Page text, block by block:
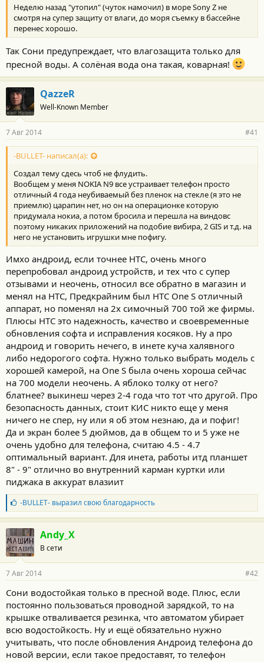
Неделю назад "утопил" (чуток намочил) в море Sony Z не
смотря на супер защиту от влаги, до моря съемку в бассейне
перенес хорошо.
Так Сони предупреждает, что влагозащита только для
пресной воды. А солёная вода она такая, коварная!
QazzeR
Well-Known Member
7 Авг 2014 #41
-BULLET- написал(а):
Создал тему сдесь чтоб не флудить.
Вообщем у меня NOKIA N9 все устраивает телефон просто
отличный 4 года неубиваемый без пленок на стекле (я это не
приемлю) царапин нет, но он на операционке которую
придумала нокиа, а потом бросила и перешла на виндовс
поэтому никаких приложений на подобие вибира, 2 GIS и т.д. на
него не установить игрушки мне пофигу.
Имхо андроид, если точнее HTC, очень много
перепробовал андроид устройств, и тех что с супер
отзывами и неочень, относил все обратно в магазин и
менял на HTC, Предкрайним был HTC One S отличный
аппарат, но поменял на 2х симочный 700 той же фирмы.
Плюсы НТС это надежность, качество и своевременные
обновления софта и исправления косяков. Ну а про
андроид и говорить нечего, в инете куча халявного
либо недорогого софта. Нужно только выбрать модель с
хорошей камерой, на One S была очень хороша сейчас
на 700 модели неочень. А яблоко толку от него?
блатнее? выкинеш через 2-4 года что тот что другой. Про
безопасность данных, стоит КИС никто еще у меня
ничего не спер, ну или я об этом незнаю, да и пофиг!
Да и экран более 5 дюймов, да в общем то и 5 уже не
очень удобно для телефона, считаю 4.5 - 4.7
оптимальный вариант. Для инета, работы итд планшет
8" - 9" отлично во внутренний карман куртки или
пиджака в аккурат влазиит
Б
л
а
г
о
д
а
н
с
т
и
-BULLET-выразил свою благодарность
Andy_X
В сети
7 Авг 2014 #42
Сони водостойкая только в пресной воде. Плюс, если
постоянно пользоваться проводной зарядкой, то на
крышке отваливается резинка, что автоматом убирает
всю водостойкость. Ну и ещё обязательно нужно
учитывать, что после обновления Андроид телефона до
новой версии, если такое предоставят, то телефон